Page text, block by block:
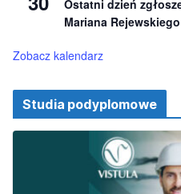
n
e
Ostatni dzień
Mariana Rejewskiego
Zobacz kalendarz
Studia podyplomowe